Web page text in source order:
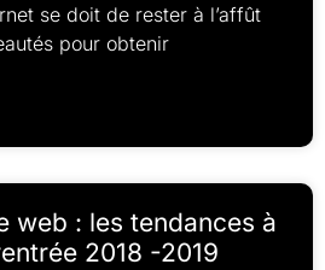
se doit de rester à l’affût
pour obtenir
web : les tendances à
2018 -2019